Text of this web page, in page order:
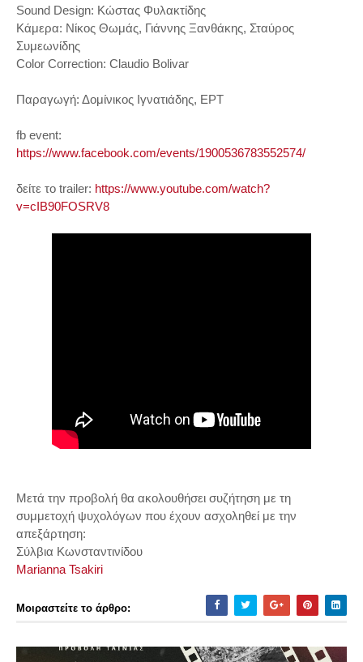
Sound Design: Κώστας Φυλακτίδης
Κάμερα: Νίκος Θωμάς, Γιάννης Ξανθάκης, Σταύρος
Συμεωνίδης
Color Correction: Claudio Bolivar
Παραγωγή: Δομίνικος Ιγνατιάδης, ΕΡΤ
fb event:
https://www.facebook.com/events/1900536783552574/
δείτε το trailer: https://www.youtube.com/watch?
v=cIB90FOSRV8
Μετά την προβολή θα ακολουθήσει συζήτηση με τη
συμμετοχή ψυχολόγων που έχουν ασχοληθεί με την
απεξάρτηση:
Σύλβια Κωνσταντινίδου
Marianna Tsakiri
Μοιραστείτε το άρθρο: